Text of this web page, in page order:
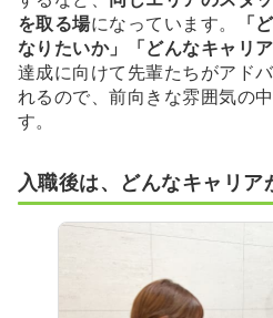
を取る場になっています。
「
なりたいか」「どんなキャリ
達成に向けて先輩たちがアド
れるので、前向きな雰囲気の
す。
入職後は、どんなキャリア